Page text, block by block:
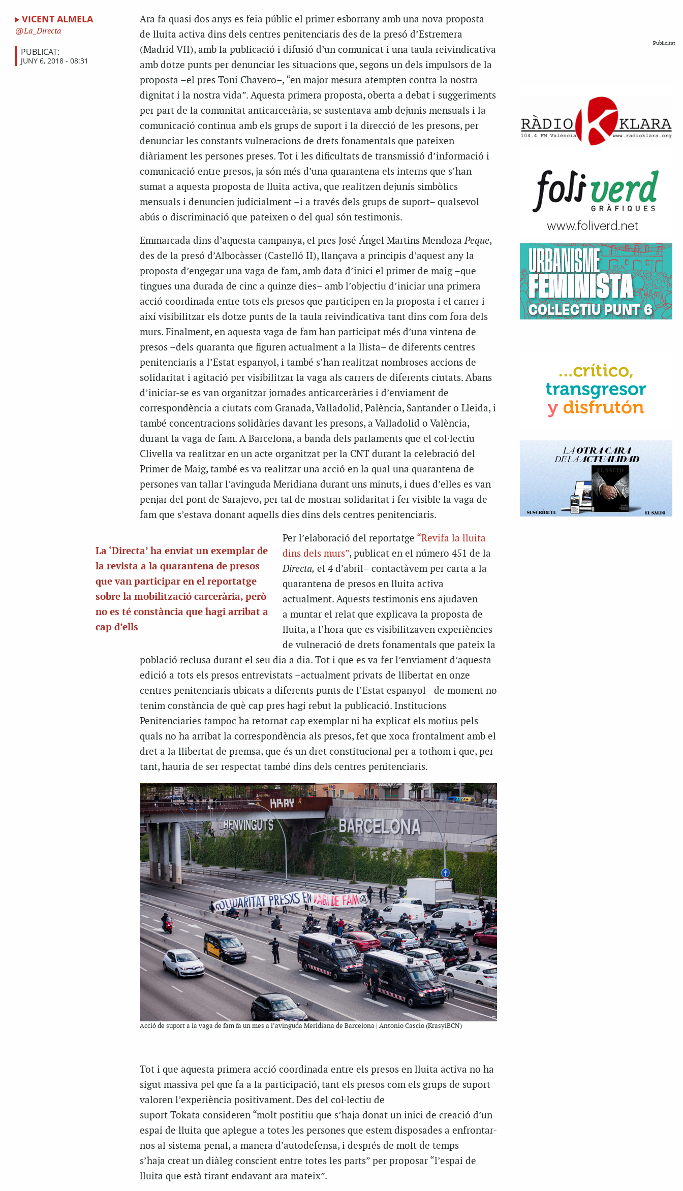
VICENT ALMELA
La_Directa
PUBLICAT:
JUNY 6, 2018 - 08:31
Ara fa quasi dos anys es feia públic el primer esborrany amb una nova proposta
de lluita activa dins dels centres penitenciaris des de la presó d’Estremera
(Madrid VII), amb la publicació i difusió d’un comunicat i una taula reivindicativa
amb dotze punts per denunciar les situacions que, segons un dels impulsors de la
proposta –el pres Toni Chavero–, “en major mesura atempten contra la nostra
dignitat i la nostra vida”. Aquesta primera proposta, oberta a debat i suggeriments
per part de la comunitat anticarcerària, se sustentava amb dejunis mensuals i la
comunicació continua amb els grups de suport i la direcció de les presons, per
denunciar les constants vulneracions de drets fonamentals que pateixen
diàriament les persones preses. Tot i les dificultats de transmissió d’informació i
comunicació entre presos, ja són més d’una quarantena els interns que s’han
sumat a aquesta proposta de lluita activa, que realitzen dejunis simbòlics
mensuals i denuncien judicialment –i a través dels grups de suport– qualsevol
abús o discriminació que pateixen o del qual són testimonis.
Emmarcada dins d’aquesta campanya, el pres José Ángel Martins MendozaPeque,
des de la presó d’Albocàsser (Castelló II), llançava a principis d’aquest any la
proposta d’engegar una vaga de fam, amb data d’inici el primer de maig –que
tingues una durada de cinc a quinze dies– amb l’objectiu d’iniciar una primera
acció coordinada entre tots els presos que participen en la proposta i el carrer i
així visibilitzar els dotze punts de la taula reivindicativa tant dins com fora dels
murs. Finalment, en aquesta vaga de fam han participat més d’una vintena de
presos –dels quaranta que figuren actualment a la llista– de diferents centres
penitenciaris a l’Estat espanyol, i també s’han realitzat nombroses accions de
solidaritat i agitació per visibilitzar la vaga als carrers de diferents ciutats. Abans
d’iniciar-se es van organitzar jornades anticarceràriesi d’enviament de
correspondència a ciutats com Granada, Valladolid, Palència, Santander o Lleida, i
també concentracions solidàries davant les presons, a Valladolid o València,
durant la vaga de fam. A Barcelona, a banda dels parlaments que el col·lectiu
Clivella va realitzar en un acte organitzat per la CNT durant la celebració del
Primer de Maig, també es va realitzar una acció en la qual una quarantena de
persones van tallar l’avinguda Meridiana durant uns minuts, i dues d’elles es van
penjar del pont de Sarajevo, per tal de mostrar solidaritat i fer visible la vaga de
fam que s’estava donant aquells dies dins dels centres penitenciaris.
La ‘Directa’ ha enviat un exemplar de
la revista a la quarantena de presos
que van participar en el reportatge
sobre la mobilització carcerària, però
no es té constància que hagi arribat a
cap d’ells
Per l’elaboració del reportatge “Revifa la lluita
dins dels murs”, publicat en el número 451 de la
Directa, el 4 d’abril– contactàvem per carta a la
quarantena de presos en lluita activa
actualment. Aquests testimonis ens ajudaven
a muntar el relat que explicava la proposta de
lluita, a l’hora que es visibilitzaven experiències
de vulneració de drets fonamentals que pateix la
població reclusa durant el seu dia a dia. Tot i que es va fer l’enviament d’aquesta
edició a tots els presos entrevistats –actualment privats de llibertat en onze
centres penitenciaris ubicats a diferents punts de l’Estat espanyol– de moment no
tenim constància de què cap pres hagi rebut la publicació. Institucions
Penitenciaries tampoc ha retornat cap exemplar ni ha explicat els motius pels
quals no ha arribat la correspondència als presos, fet que xoca frontalment amb el
dret a la llibertat de premsa, que és un dret constitucional per a tothom i que, per
tant, hauria de ser respectat també dins dels centres penitenciaris.
Acció de suport a la vaga de fam fa un mes a l’avinguda Meridiana de Barcelona | Antonio Cascio (KrasyiBCN)
Tot i que aquesta primera acció coordinada entre els presos en lluita activa no ha
sigut massiva pel que fa a la participació, tant els presos com els grups de suport
valoren l’experiència positivament. Des del col·lectiu de
suport Tokata consideren “molt postitiuque s’haja donat un inici de creació d’un
espai de lluita que aplegue a totes les persones que estem disposades a enfrontar-
nos al sistema penal, a manera d’autodefensa, i després de molt de temps
s’haja creat un diàleg conscient entre totes les parts” per proposar “l’espai de
lluita que està tirant endavant ara mateix”.
Publicitat